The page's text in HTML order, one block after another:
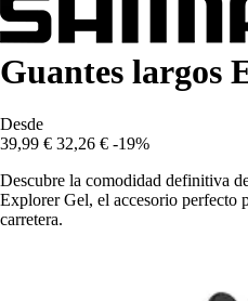
Guantes largos
Desde
39,99 € 32,26 € -19%
Descubre la comodidad definitiva
Explorer Gel, el accesorio perfecto
carretera.